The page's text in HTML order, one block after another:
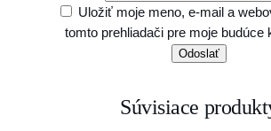
Uložiť moje meno, e-mail a
tomto prehliadači pre moje budúce
Súvisiace